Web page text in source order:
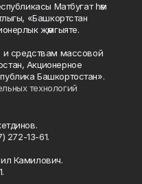
Матбугат һәм
«Башкортстан
җәмгыяте.
и средствам массовой
Акционерное
Башкортостан».
технологий
272-13-61.
Камилович.